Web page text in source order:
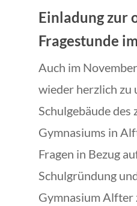
Einladung zur
Fragestunde
Auch im
wieder herzlich zu
Schulgebäude des
Gymnasiums in
Fragen in Bezug
Schulgründung
Gymnasium Alfter